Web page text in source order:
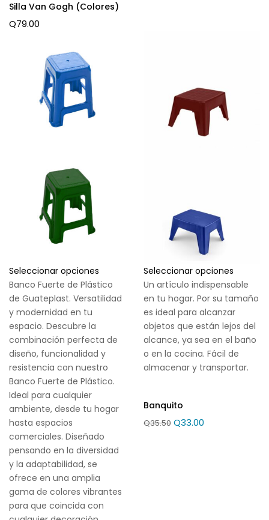
Silla Van Gogh (Colores)
Q79.00
Seleccionar opciones
Banco Fuerte de Plástico
de Guateplast. Versatilidad
y modernidad en tu
espacio. Descubre la
combinación perfecta de
diseño, funcionalidad y
resistencia con nuestro
Banco Fuerte de Plástico.
Ideal para cualquier
ambiente, desde tu hogar
hasta espacios
comerciales. Diseñado
pensando en la diversidad
y la adaptabilidad, se
ofrece en una amplia
gama de colores vibrantes
para que coincida con
Seleccionar opciones
Un artículo indispensable
en tu hogar. Por su tamaño
es ideal para alcanzar
objetos que están lejos del
alcance, ya sea en el baño
o en la cocina. Fácil de
almacenar y transportar.
Banquito
Q35.50 Q33.00